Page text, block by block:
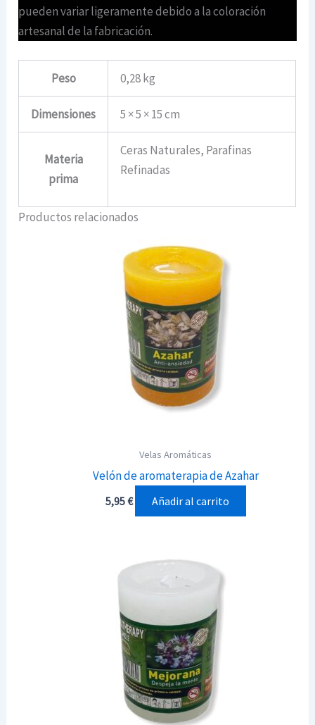
pueden variar ligeramente debido a la coloración
artesanal de la fabricación.
Peso 0,28 kg
Dimensiones 5 × 5 × 15 cm
Materia
prima
Ceras Naturales, Parafinas
Refinadas
Productos relacionados
Velas Aromáticas
Velón de aromaterapia de Azahar
5,95€ Añadir al carrito